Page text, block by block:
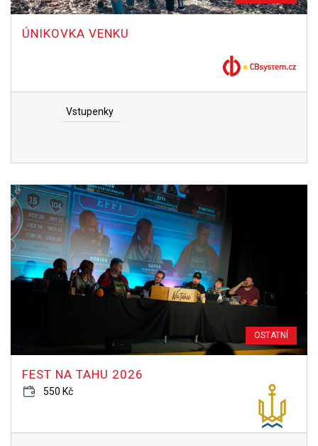
ÚNIKOVKA VENKU
Vstupenky
OSTATNÍ
FEST NA TAHU 2026
550 Kč